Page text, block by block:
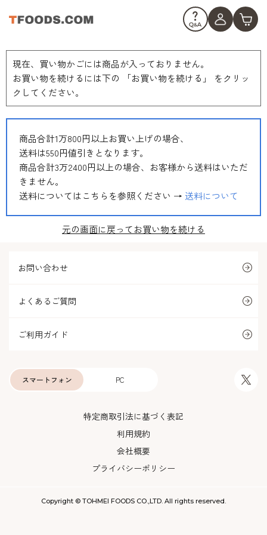
現在、買い物かごには商品が入っておりません。
お買い物を続けるには下の 「お買い物を続ける」 をクリッ
クしてください。
商品合計1万800円以上お買い上げの場合、
送料は550円値引きとなります。
商品合計3万2400円以上の場合、お客様から送料はいただ
きません。
送料についてはこちらを参照ください → 送料について
元の画面に戻ってお買い物を続ける
お問い合わせ
よくあるご質問
ご利用ガイド
PC
スマートフォン
特定商取引法に基づく表記
利用規約
会社概要
プライバシーポリシー
Copyright © TOHMEI FOODS CO.,LTD. All rights reserved.